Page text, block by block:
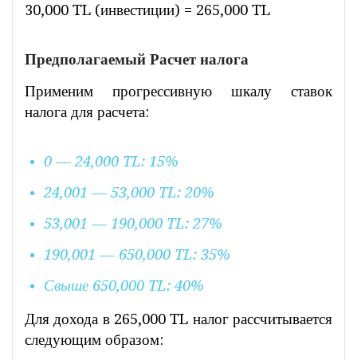
30,000 TL (инвестиции) = 265,000 TL
Предполагаемый Расчет налога
Применим прогрессивную шкалу ставок
налога для расчета:
0 — 24,000 TL: 15%
24,001 — 53,000 TL: 20%
53,001 — 190,000 TL: 27%
190,001 — 650,000 TL: 35%
Свыше 650,000 TL: 40%
Для дохода в 265,000 TL налог рассчитывается
следующим образом: